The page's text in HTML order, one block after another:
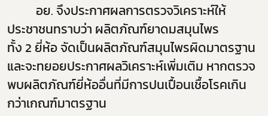
อย. จึงประกาศผลการตรวจวิเคราะห์ให้
ประชาชนทราบว่า ผลิตภัณฑ์ยาดมสมุนไพร
ทั้ง 2ยี่ห้อ จัดเป็นผลิตภัณฑ์สมุนไพรผิดมาตรฐาน
และจะทยอยประกาศผลวิเคราะห์เพิ่มเติม หากตรวจ
พบผลิตภัณฑ์ยี่ห้ออื่นที่มีการปนเปื้อนเชื้อโรคเกิน
กว่าเกณฑ์มาตรฐาน